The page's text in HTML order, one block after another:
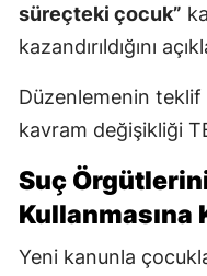
süreçteki çocuk”
kazandırıldığını
Düzenlemenin teklif
kavram değişikliği
Suç
Kullanmasına
Yeni kanunla